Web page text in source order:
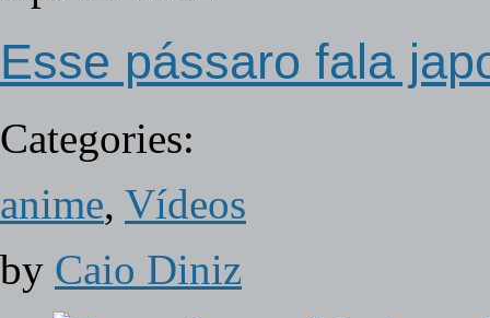
Esse pássaro fala
Categories:
anime, Vídeos
by Caio Diniz